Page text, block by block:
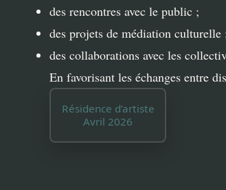
des rencontres avec le public ;
des projets de médiation culturelle
des collaborations avec les
En favorisant les échanges entre
Résidence d’artiste
Avril 2026